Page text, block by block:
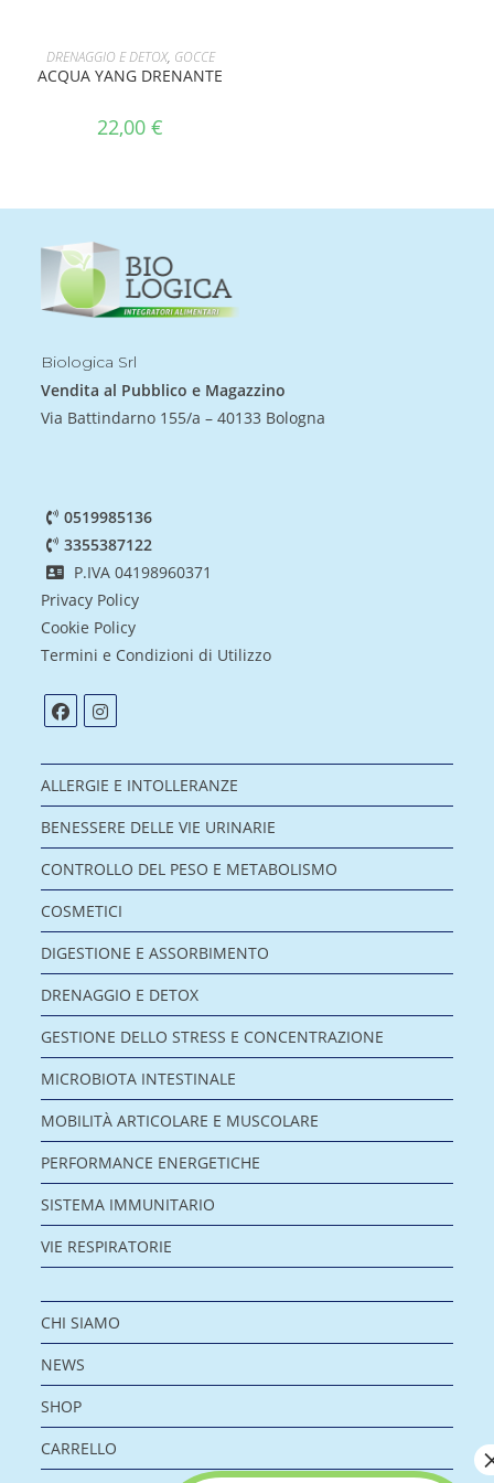
AGGIUNGI AL CARRELLO
DRENAGGIO E DETOX, GOCCE
ACQUA YANG DRENANTE
22,00€
Biologica Srl
Vendita al Pubblico e Magazzino
Via Battindarno 155/a – 40133 Bologna
0519985136
3355387122
P.IVA 04198960371
Privacy Policy
Cookie Policy
Termini e Condizioni di Utilizzo
ALLERGIE E INTOLLERANZE
BENESSERE DELLE VIE URINARIE
CONTROLLO DEL PESO E METABOLISMO
COSMETICI
DIGESTIONE E ASSORBIMENTO
DRENAGGIO E DETOX
GESTIONE DELLO STRESS E CONCENTRAZIONE
MICROBIOTA INTESTINALE
MOBILITÀ ARTICOLARE E MUSCOLARE
PERFORMANCE ENERGETICHE
SISTEMA IMMUNITARIO
VIE RESPIRATORIE
CHI SIAMO
NEWS
SHOP
CARRELLO